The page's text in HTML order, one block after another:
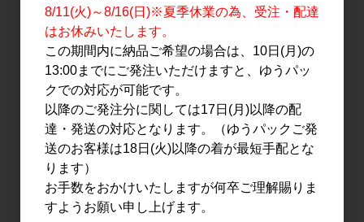
楽器正宗 大吟醸 黒鼓 中取
り TYPE-C 720ml
3,345円
UNICORN COLOR 1.8L
3,000円
8/11(火)～8/16(日)※夏季休業の為、受注・配達
はお休みいたします。
この期間内に納品ご希望の場合は、10日(月)の
13:00までにご発注いただけますと、ゆうパッ
クでの対応が可能です。
以降のご発注分に関しては17日(月)以降の配
達・発送の対応となります。（ゆうパックご発
送のお客様は18日(火)以降の着が最短手配とな
ります）
お手数をおかけいたしますが何卒ご理解賜りま
すようお願い申し上げます。